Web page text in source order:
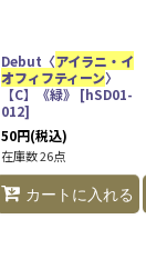
Debut〈アイラニ・イ
オフィフティーン〉
【C】《緑》 [hSD01-
012]
50円(税込)
在庫数 26点
カートに入れる